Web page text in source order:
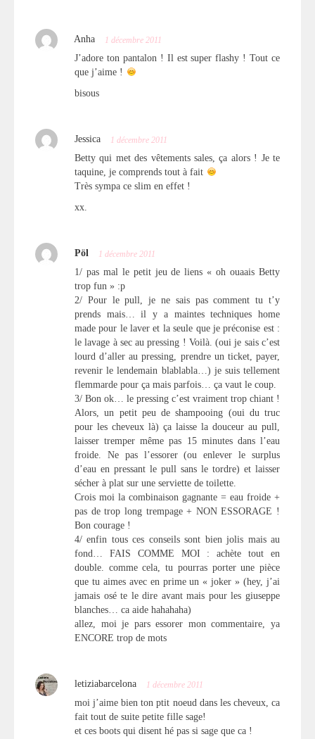
Anha 1 décembre 2011
J’adore ton pantalon ! Il est super flashy ! Tout ce
que j’aime !
bisous
Jessica 1 décembre 2011
Betty qui met des vêtements sales, ça alors ! Je te
taquine, je comprends tout à fait
Très sympa ce slim en effet !
xx.
Pöl 1 décembre 2011
1/ pas mal le petit jeu de liens « oh ouaais Betty
trop fun » :p
2/ Pour le pull, je ne sais pas comment tu t’y
prends mais… il y a maintes techniques home
made pour le laver et la seule que je préconise est :
le lavage à sec au pressing ! Voilà. (oui je sais c’est
lourd d’aller au pressing, prendre un ticket, payer,
revenir le lendemain blablabla…) je suis tellement
flemmarde pour ça mais parfois… ça vaut le coup.
3/ Bon ok… le pressing c’est vraiment trop chiant !
Alors, un petit peu de shampooing (oui du truc
pour les cheveux là) ça laisse la douceur au pull,
laisser tremper même pas 15 minutes dans l’eau
froide. Ne pas l’essorer (ou enlever le surplus
d’eau en pressant le pull sans le tordre) et laisser
sécher à plat sur une serviette de toilette.
Crois moi la combinaison gagnante = eau froide +
pas de trop long trempage + NON ESSORAGE !
Bon courage !
4/ enfin tous ces conseils sont bien jolis mais au
fond… FAIS COMME MOI : achète tout en
double. comme cela, tu pourras porter une pièce
que tu aimes avec en prime un « joker » (hey, j’ai
jamais osé te le dire avant mais pour les giuseppe
blanches… ca aide hahahaha)
allez, moi je pars essorer mon commentaire, ya
ENCORE trop de mots
letiziabarcelona 1 décembre 2011
moi j’aime bien ton ptit noeud dans les cheveux, ca
fait tout de suite petite fille sage!
et ces boots qui disent hé pas si sage que ca !